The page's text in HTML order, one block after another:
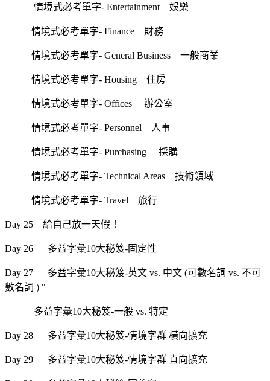
情境式必考單字- Entertainment 娛樂
情境式必考單字- Finance 財務
情境式必考單字- General Business 一般商業
情境式必考單字- Housing 住房
情境式必考單字- Offices 辦公室
情境式必考單字- Personnel 人事
情境式必考單字- Purchasing 採購
情境式必考單字- Technical Areas 技術領域
情境式必考單字- Travel 旅行
Day 25 給自己放一天假！
Day 26 多益字彙10大秘笈-固定性
Day 27 多益字彙10大秘笈-英文 vs. 中文 (可數名詞 vs. 不可
數名詞 ) "
多益字彙10大秘笈-一般 vs. 特定
Day 28 多益字彙10大秘笈-情境字群 橫向擴充
Day 29 多益字彙10大秘笈-情境字群 直向擴充